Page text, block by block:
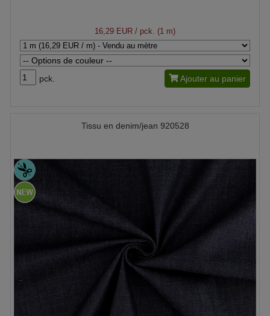
16,29 EUR / pck. (1 m)
pck. Ajouter au panier
Tissu en denim/jean 920528